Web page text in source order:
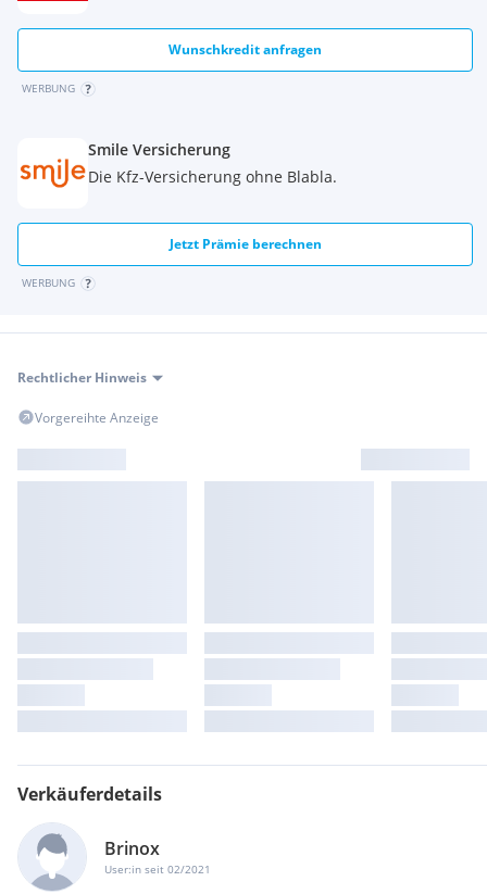
Wunschkredit anfragen
WERBUNG
Smile Versicherung
Die Kfz-Versicherung ohne Blabla.
Jetzt Prämie berechnen
WERBUNG
Rechtlicher Hinweis
Vorgereihte Anzeige
Verkäuferdetails
Brinox
User:in seit 02/2021